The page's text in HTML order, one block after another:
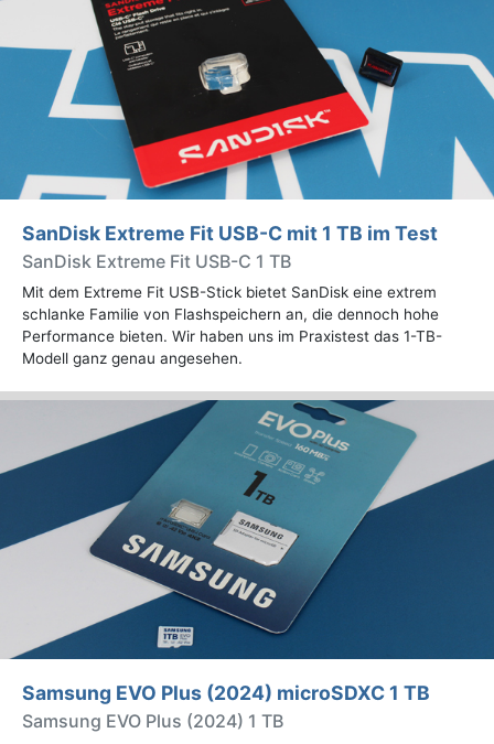
SanDisk Extreme Fit USB-C mit 1 TB im Test
SanDisk Extreme Fit USB-C 1 TB
Mit dem Extreme Fit USB-Stick bietet SanDisk eine extrem
schlanke Familie von Flashspeichern an, die dennoch hohe
Performance bieten. Wir haben uns im Praxistest das 1-TB-
Modell ganz genau angesehen.
Samsung EVO Plus (2024) microSDXC 1 TB
Samsung EVO Plus (2024) 1 TB